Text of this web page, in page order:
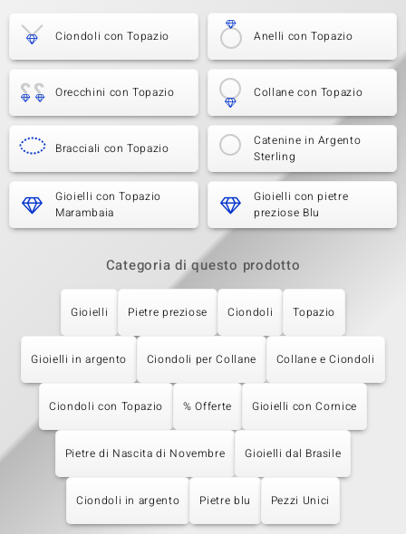
Ciondoli con Topazio Anelli con Topazio
Orecchini con Topazio Collane con Topazio
Bracciali con Topazio
Catenine in Argento
Sterling
Gioielli con Topazio
Marambaia
Gioielli con pietre
preziose Blu
Categoria di questo prodotto
Gioielli Pietre preziose Ciondoli Topazio
Gioielli in argento Ciondoli per Collane Collane e Ciondoli
Ciondoli con Topazio % Offerte Gioielli con Cornice
Pietre di Nascita di Novembre Gioielli dal Brasile
Ciondoli in argento Pietre blu Pezzi Unici